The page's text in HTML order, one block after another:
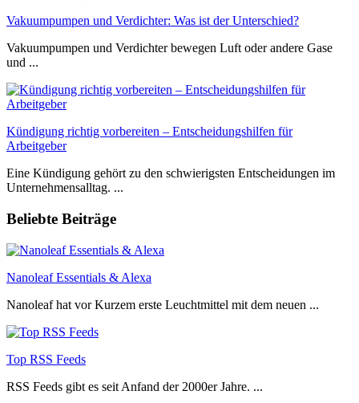
Vakuumpumpen und Verdichter: Was ist der Unterschied?
Vakuumpumpen und Verdichter bewegen Luft oder andere Gase
und ...
Kündigung richtig vorbereiten – Entscheidungshilfen für
Arbeitgeber
Eine Kündigung gehört zu den schwierigsten Entscheidungen im
Unternehmensalltag. ...
Beliebte Beiträge
Nanoleaf Essentials & Alexa
Nanoleaf hat vor Kurzem erste Leuchtmittel mit dem neuen ...
Top RSS Feeds
RSS Feeds gibt es seit Anfand der 2000er Jahre. ...